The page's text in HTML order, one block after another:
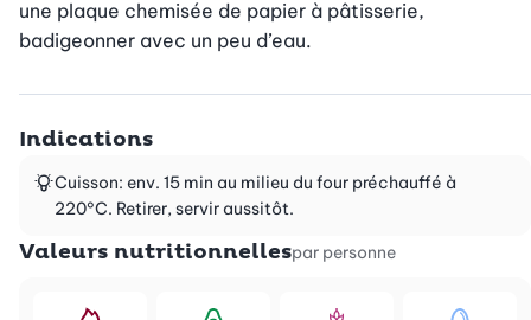
une plaque chemisée de papier à pâtisserie,
badigeonner avec un peu d’eau.
Indications
Cuisson: env. 15 min au milieu du four préchauffé à
220°C. Retirer, servir aussitôt.
Valeurs nutritionnellespar personne